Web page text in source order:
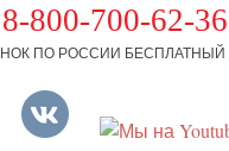
8-800-700-62-36
ПО РОССИИ БЕСПЛАТНЫЙ